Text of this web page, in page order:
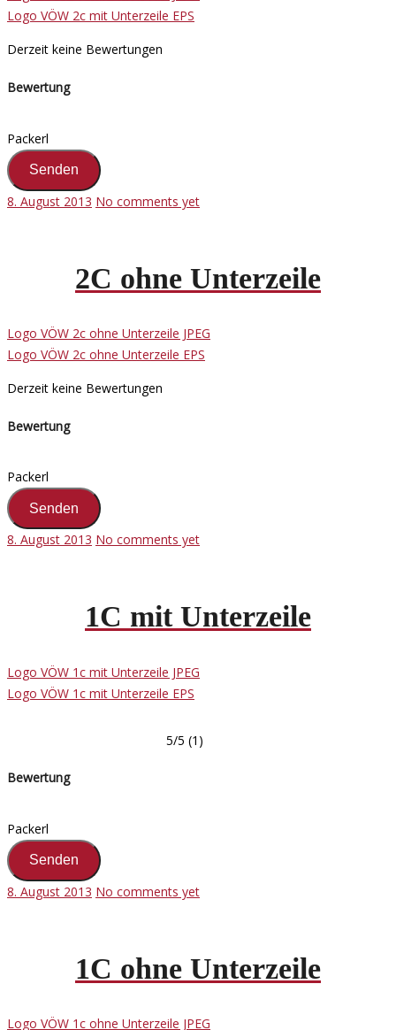
Logo VÖW 2c mit Unterzeile EPS
Derzeit keine Bewertungen
Bewertung
Packerl
8. August 2013 No comments yet
2C ohne Unterzeile
Logo VÖW 2c ohne Unterzeile JPEG
Logo VÖW 2c ohne Unterzeile EPS
Derzeit keine Bewertungen
Bewertung
Packerl
8. August 2013 No comments yet
1C mit Unterzeile
Logo VÖW 1c mit Unterzeile JPEG
Logo VÖW 1c mit Unterzeile EPS
5/5 (1)
Bewertung
Packerl
8. August 2013 No comments yet
1C ohne Unterzeile
Logo VÖW 1c ohne Unterzeile JPEG